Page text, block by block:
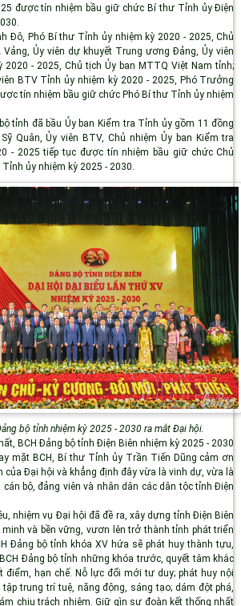
được tín nhiệm bầu giữ chức Bí thư Tỉnh ủy Điện
Đô, Phó Bí thư Tỉnh ủy nhiệm kỳ 2020 - 2025, Chủ
Vảng, Ủy viên dự khuyết Trung ương Đảng, Ủy viên
- 2025, Chủ tịch Ủy ban MTTQ Việt Nam tỉnh;
BTV Tỉnh ủy nhiệm kỳ 2020 - 2025, Phó Trưởng
tín nhiệm bầu giữ chức Phó Bí thư Tỉnh ủy nhiệm
tỉnh đã bầu Ủy ban Kiểm tra Tỉnh ủy gồm 11 đồng
Quân, Ủy viên BTV, Chủ nhiệm Ủy ban Kiểm tra
- 2025 tiếp tục được tín nhiệm bầu giữ chức Chủ
ủy nhiệm kỳ 2025 - 2030.
bộ tỉnh nhiệm kỳ 2025 - 2030 ra mắt Đại hội.
BCH Đảng bộ tỉnh Điện Biên nhiệm kỳ 2025 - 2030
mặt BCH, Bí thư Tỉnh ủy Trần Tiến Dũng cảm ơn
Đại hội và khẳng định đây vừa là vinh dự, vừa là
bộ, đảng viên và nhân dân các dân tộc tỉnh Điện
nhiệm vụ Đại hội đã đề ra, xây dựng tỉnh Điện Biên
và bền vững, vươn lên trở thành tỉnh phát triển
Đảng bộ tỉnh khóa XV hứa sẽ phát huy thành tựu,
Đảng bộ tỉnh những khóa trước, quyết tâm khắc
điểm, hạn chế. Nỗ lực đổi mới tư duy; phát huy nội
trung trí tuệ, năng động, sáng tạo; dám đột phá,
chịu trách nhiệm. Giữ gìn sự đoàn kết thống nhất